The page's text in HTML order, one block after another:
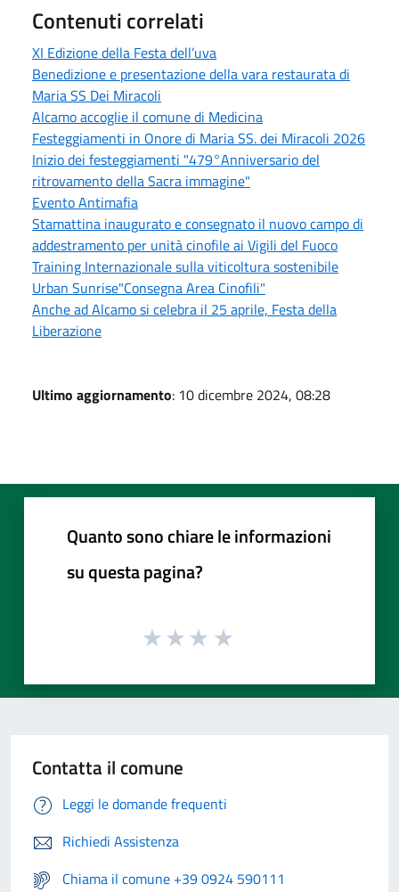
Contenuti correlati
XI Edizione della Festa dell’uva
Benedizione e presentazione della vara restaurata di
Maria SS Dei Miracoli
Alcamo accoglie il comune di Medicina
Festeggiamenti in Onore di Maria SS. dei Miracoli 2026
Inizio dei festeggiamenti "479°Anniversario del
ritrovamento della Sacra immagine"
Evento Antimafia
Stamattina inaugurato e consegnato il nuovo campo di
addestramento per unità cinofile ai Vigili del Fuoco
Training Internazionale sulla viticoltura sostenibile
Urban Sunrise"Consegna Area Cinofili"
Anche ad Alcamo si celebra il 25 aprile, Festa della
Liberazione
Ultimo aggiornamento: 10 dicembre 2024, 08:28
Quanto sono chiare le informazioni
su questa pagina?
Contatta il comune
Leggi le domande frequenti
Richiedi Assistenza
Chiama il comune +39 0924 590111